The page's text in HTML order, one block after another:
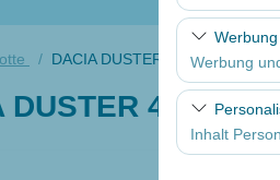
Diese
Seiten,
Werbung
Diese
und die
Inhalt
DACIA DUSTER 4X4 1.5 dCI
DUSTER 4X4 1.5